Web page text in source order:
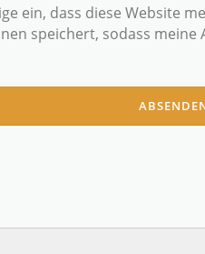
ein, dass diese Website
speichert, sodass